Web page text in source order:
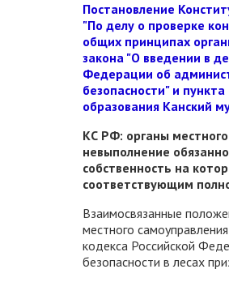
Постановление
"По делу о проверке
общих принципах
закона "О введении в
Федерации об
безопасности" и
образования Канский
КС РФ: органы
невыполнение
собственность на
соответствующим
Взаимосвязанные
местного
кодекса Российской
безопасности в лесах